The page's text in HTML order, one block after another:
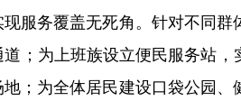
服务覆盖无死角。针对不同
道；为上班族设立便民服务站
；为全体居民建设口袋公园